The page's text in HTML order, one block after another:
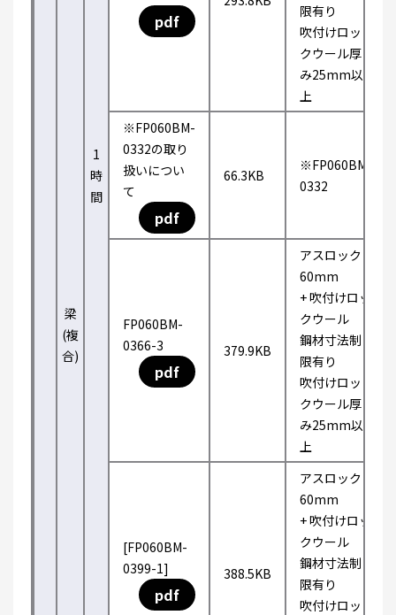
梁
(複
合)
1
時
間
pdf
限有り
吹付けロッ
クウール厚
み25mm以
上
※FP060BM-
0332の取り
扱いについ
て
pdf
66.3KB
※FP060BM-
0332
FP060BM-
0366-3
pdf
379.9KB
アスロック
60mm
+ 吹付けロッ
クウール
鋼材寸法制
限有り
吹付けロッ
クウール厚
み25mm以
上
[FP060BM-
0399-1]
pdf
388.5KB
アスロック
60mm
+ 吹付けロッ
クウール
鋼材寸法制
限有り
吹付けロッ